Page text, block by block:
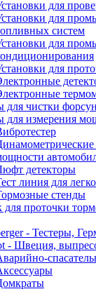
для
для
систем
для
для
для чистки
для измерения
детекторы
линия для
стенды
для проточки
- Тестеры,
- Швеция,